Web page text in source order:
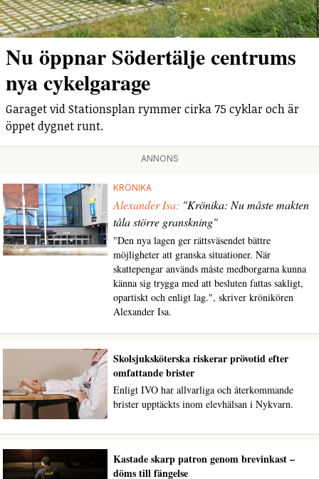
Nu öppnar Södertälje centrums
nya cykelgarage
Garaget vid Stationsplan rymmer cirka 75 cyklar och är
öppet dygnet runt.
ANNONS
KRÖNIKA
Alexander Isa: "Krönika: Nu måste makten
tåla större granskning"
"Den nya lagen ger rättsväsendet bättre
möjligheter att granska situationer. När
skattepengar används måste medborgarna kunna
känna sig trygga med att besluten fattas sakligt,
opartiskt och enligt lag.", skriver krönikören
Alexander Isa.
Skolsjuksköterska riskerar prövotid efter
omfattande brister
Enligt IVO har allvarliga och återkommande
brister upptäckts inom elevhälsan i Nykvarn.
Kastade skarp patron genom brevinkast –
döms till fängelse